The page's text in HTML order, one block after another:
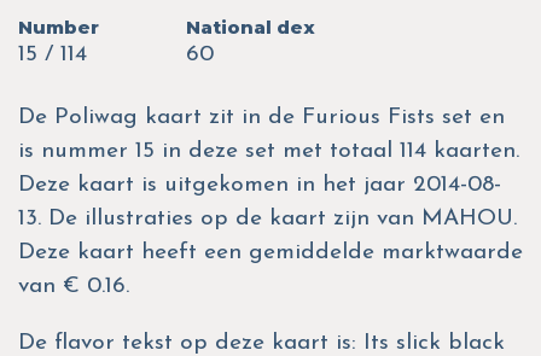
Number
15 / 114
National dex
60
De Poliwag kaart zit in de Furious Fists set en
is nummer 15 in deze set met totaal 114 kaarten.
Deze kaart is uitgekomen in het jaar 2014-08-
13. De illustraties op de kaart zijn van MAHOU.
Deze kaart heeft een gemiddelde marktwaarde
van € 0.16.
De flavor tekst op deze kaart is: Its slick black